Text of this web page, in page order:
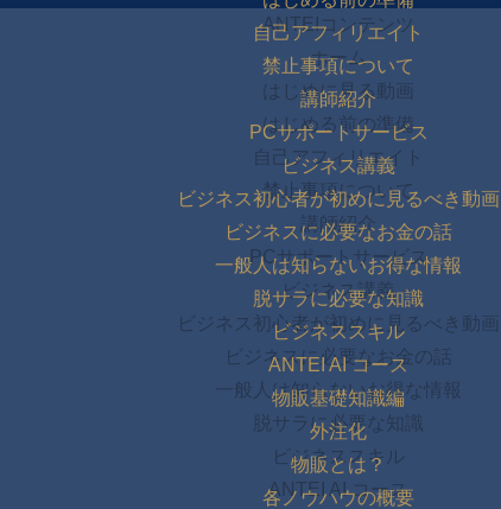
ANTEIコンテンツ
ホーム
はじめに見る動画
はじめる前の準備
自己アフィリエイト
禁止事項について
講師紹介
PCサポートサービス
ビジネス講義
ビジネス初心者が初めに見るべき動画
ビジネスに必要なお金の話
一般人は知らないお得な情報
脱サラに必要な知識
ビジネススキル
ANTEI AI コース
自己アフィリエイト
禁止事項について
講師紹介
PCサポートサービス
ビジネス講義
ビジネス初心者が初めに見るべき動画
ビジネスに必要なお金の話
一般人は知らないお得な情報
脱サラに必要な知識
ビジネススキル
ANTEI AI コース
物販基礎知識編
外注化
物販とは？
各ノウハウの概要